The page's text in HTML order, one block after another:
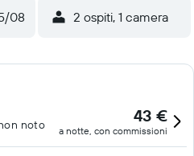
08 2 ospiti, 1 camera
noto 43 €
a notte, con commissioni